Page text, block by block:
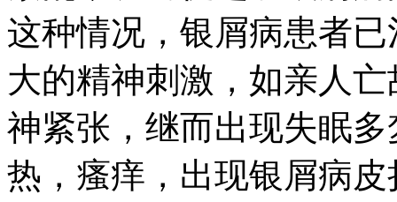
这种情况，银屑病患者
大的精神刺激，如亲人
神紧张，继而出现失眠
热，瘙痒，出现银屑病